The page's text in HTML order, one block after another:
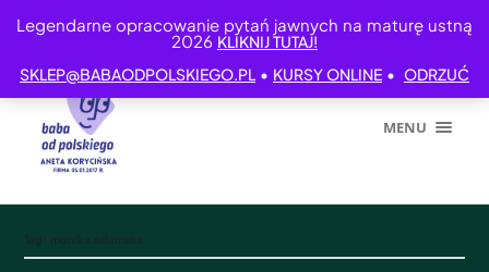
Legendarne opracowanie pytań jawnych na maturę ustną
2026 KLIKNIJ TUTAJ!
SKLEP@BABAODPOLSKIEGO.PL • KURSY ONLINE • ODRZUĆ
MENU